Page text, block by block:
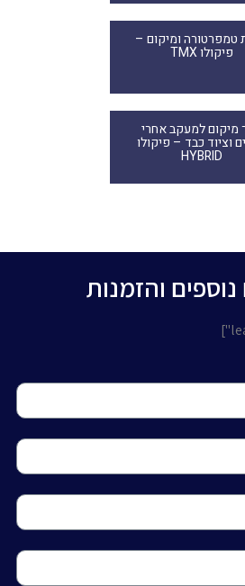
טמפרטורה ומיקום –
פיקולו TMX
מיקום למעקב אחרי
וציוד כבד – פיקולו
HYBRID
והזמנות